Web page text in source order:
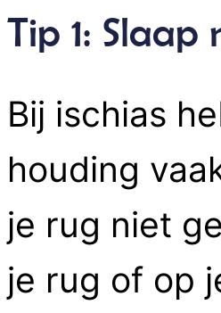
Tip 1: Slaap
Bij ischias
houding
je rug niet
je rug of op